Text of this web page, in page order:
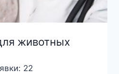
животных
22